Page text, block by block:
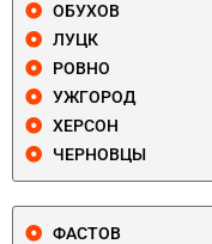
ОБУХОВ
ЛУЦК
РОВНО
УЖГОРОД
ХЕРСОН
ЧЕРНОВЦЫ
ФАСТОВ